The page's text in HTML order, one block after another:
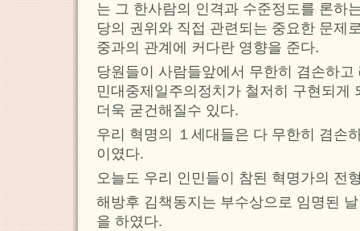
는 그 한사람의 인격과 수준정도를 론하
당의 권위와 직접 관련되는 중요한 문제
중과의 관계에 커다란 영향을 준다.
당원들이 사람들앞에서 무한히 겸손하
민대중제일주의정치가 철저히 구현되게
더욱 굳건해질수 있다.
우리 혁명의 １세대들은 다 무한히 겸손
이였다.
오늘도 우리 인민들이 참된 혁명가의 전
해방후 김책동지는 부수상으로 임명된
을 하였다.